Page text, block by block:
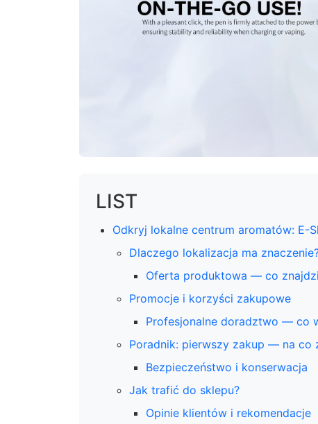
LIST
Odkryj lokalne centrum aromatów: E-
Dlaczego lokalizacja ma
Oferta produktowa — co
Promocje i korzyści zakupowe
Profesjonalne doradztwo — co
Poradnik: pierwszy zakup — na co
Bezpieczeństwo i konserwacja
Jak trafić do sklepu?
Opinie klientów i rekomendacje